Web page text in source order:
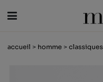
accueil > homme > classiques